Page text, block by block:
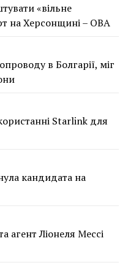
«вільне
на Херсонщині – ОВА
в Болгарії, міг
Starlink для
кандидата на
агент Ліонеля Мессі